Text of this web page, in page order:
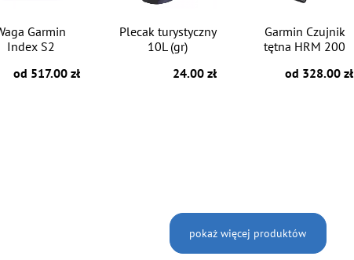
Garmin
Index S2
od 517.00 zł
Plecak turystyczny
10L (gr)
24.00 zł
Garmin Czujnik
tętna HRM 200
od 328.00 zł
pokaż więcej produktów